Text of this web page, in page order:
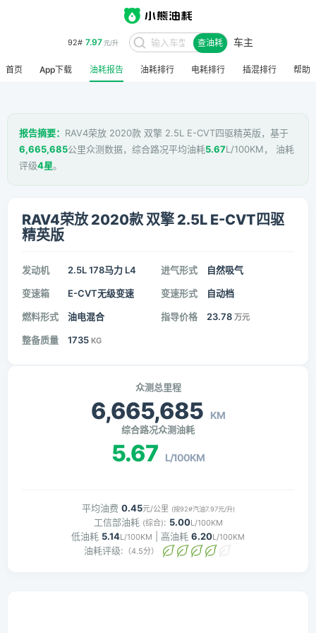
92# 7.97元/升 查油耗 车主
首页 App下载 油耗报告 油耗排行 电耗排行 插混排行 帮助
报告摘要： RAV4荣放 2020款 双擎 2.5L E-CVT四驱精英版，基于
6,665,685公里众测数据，综合路况平均油耗5.67L/100KM， 油耗
评级4星。
RAV4荣放 2020款 双擎 2.5L E-CVT四驱
精英版
发动机 2.5L 178马力 L4 进气形式 自然吸气
变速箱 E-CVT无级变速 变速形式 自动档
燃料形式 油电混合 指导价格 23.78 万元
整备质量 1735 KG
众测总里程
6,665,685 KM
综合路况众测油耗
5.67 L/100KM
平均油费 0.45元/公里 (按92#汽油7.97元/升)
工信部油耗 (综合): 5.00L/100KM
低油耗 5.14L/100KM | 高油耗 6.20L/100KM
油耗评级: （4.5分）